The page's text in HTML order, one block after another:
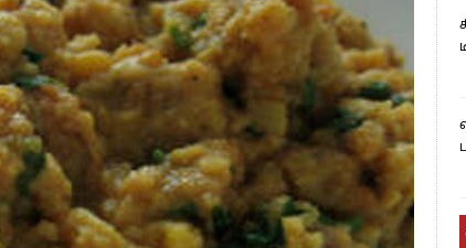
பேட்டி
– இந்தியா
வரை விண்ணப்பிக்கலாம்